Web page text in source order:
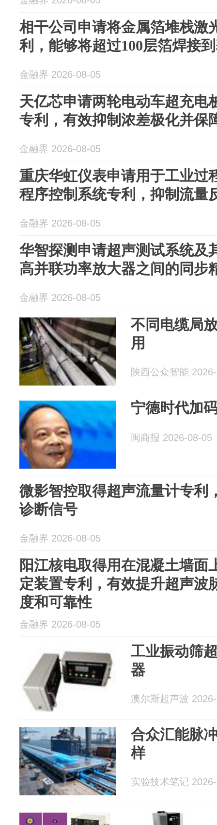
相干公司申请将金属箔堆栈激
利，能够将超过100层箔焊接
金融界 2026-08-05
天亿芯申请两轮电动车超充电
专利，有效抑制浓差极化并保
金融界 2026-08-05
重庆华虹仪表申请用于工业过
程序控制系统专利，抑制流量
金融界 2026-08-05
华智探测申请超声测试系统及
高并联功率放大器之间的同步
金融界 2026-08-05
不同电缆局
用
陕西公众智能
宁德时代加
闽商报 2026-08-05
微影智控取得超声流量计专利
诊断信号
金融界 2026-08-05
阳江核电取得用在混凝土墙面
定装置专利，有效提升超声波
度和可靠性
金融界 2026-08-05
工业振动筛
器
澳尔斯超声波
合众汇能脉
样
实验技术笔记